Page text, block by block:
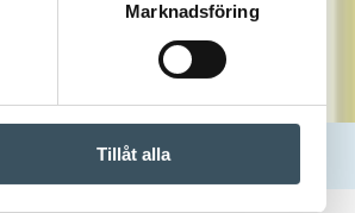
Marknadsföring
Tillåt alla